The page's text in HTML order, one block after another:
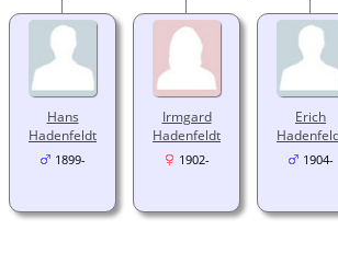
Hans
Hadenfeldt
1899-
Irmgard
Hadenfeldt
1902-
Erich
1904-